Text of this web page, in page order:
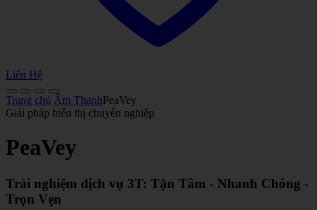
Liên Hệ
Trang chủ Âm ThanhPeaVey
Giải pháp hiển thị chuyên nghiệp
PeaVey
Trải nghiệm dịch vụ 3T: Tận Tâm - Nhanh Chóng -
Trọn Vẹn